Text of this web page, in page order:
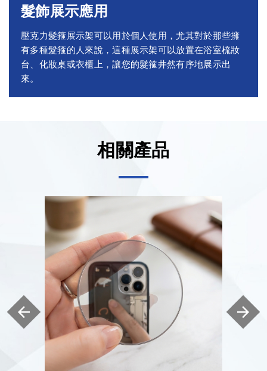
髮飾展示應用
壓克力髮箍展示架可以用於個人使用，尤其對於那些擁
有多種髮箍的人來說，這種展示架可以放置在浴室梳妝
台、化妝桌或衣櫃上，讓您的髮箍井然有序地展示出
來。
相關產品
壓克力補強條